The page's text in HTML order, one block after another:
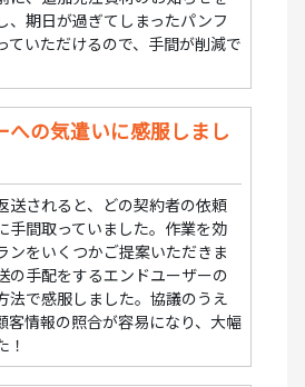
、期日が過ぎてしまったパンフ
ていただけるので、手間が削減で
への気遣いに感服しまし
送されると、どの契約者の依頼
手間取っていました。作業を効
ンをいくつかご提案いただきま
の手配をするエンドユーザーの
法で感服しました。協議のうえ
客情報の照合が容易になり、大幅
！